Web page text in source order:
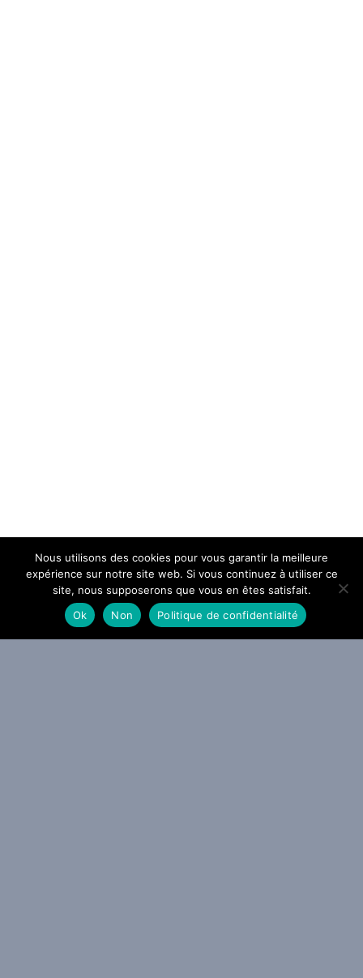
Nous utilisons des cookies pour vous garantir la meilleure
expérience sur notre site web. Si vous continuez à utiliser ce
site, nous supposerons que vous en êtes satisfait.
Ok
Non Politique de confidentialité